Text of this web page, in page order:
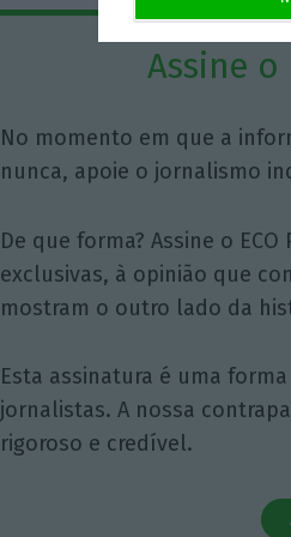
Assine o
No momento em que a
nunca, apoie o jornalismo
De que forma? Assine o
exclusivas, à opinião que
mostram o outro lado da
Esta assinatura é uma
jornalistas. A nossa
rigoroso e credível.